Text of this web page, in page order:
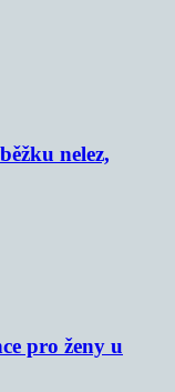
nelez,
pro ženy u